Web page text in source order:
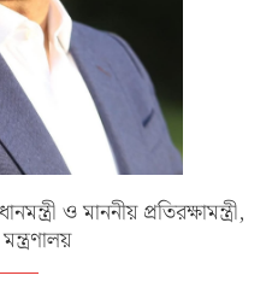
ও মাননীয় প্রতিরক্ষামন্ত্রী,